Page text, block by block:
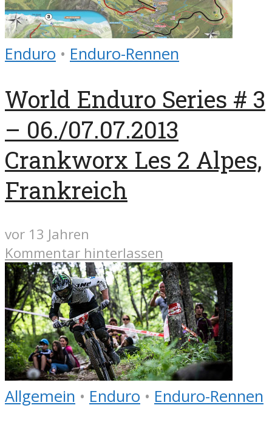
Enduro • Enduro-Rennen
World Enduro Series # 3
– 06./07.07.2013
Crankworx Les 2 Alpes,
Frankreich
vor 13 Jahren
Kommentar hinterlassen
Allgemein • Enduro • Enduro-Rennen